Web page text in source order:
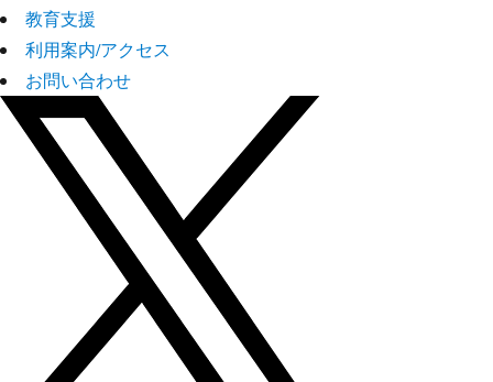
教育支援
利用案内/アクセス
お問い合わせ